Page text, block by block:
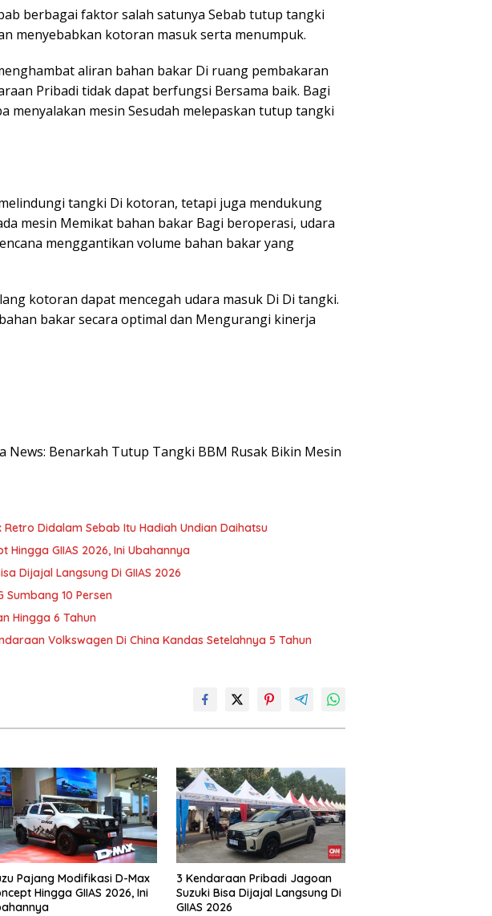
berbagai faktor salah satunya Sebab tutup tangki
menyebabkan kotoran masuk serta menumpuk.
aliran bahan bakar Di ruang pembakaran
Pribadi tidak dapat berfungsi Bersama baik. Bagi
menyalakan mesin Sesudah melepaskan tutup tangki
tangki Di kotoran, tetapi juga mendukung
mesin Memikat bahan bakar Bagi beroperasi, udara
menggantikan volume bahan bakar yang
kotoran dapat mencegah udara masuk Di Di tangki.
bakar secara optimal dan Mengurangi kinerja
News: Benarkah Tutup Tangki BBM Rusak Bikin Mesin
Didalam Sebab Itu Hadiah Undian Daihatsu
Hingga GIIAS 2026, Ini Ubahannya
Dijajal Langsung Di GIIAS 2026
Sumbang 10 Persen
Hingga 6 Tahun
Volkswagen Di China Kandas Setelahnya 5 Tahun
Pajang Modifikasi D-Max
Hingga GIIAS 2026, Ini
3 Kendaraan Pribadi Jagoan
Suzuki Bisa Dijajal Langsung Di
GIIAS 2026